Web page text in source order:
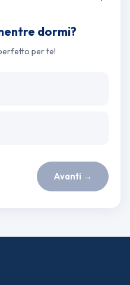
dormi?
per te!
Avanti →